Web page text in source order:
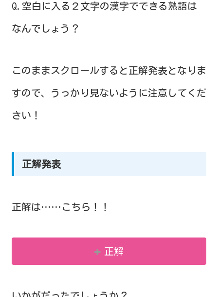
Q.空白に入る２文字の漢字でできる熟語は
なんでしょう？
このままスクロールすると正解発表となりま
すので、うっかり見ないように注意してくだ
さい！
正解発表
正解は……こちら！！
正解